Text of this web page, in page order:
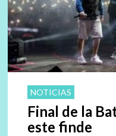
NOTICIAS
Final de la
este finde